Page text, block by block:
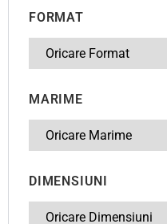
FORMAT
MARIME
DIMENSIUNI